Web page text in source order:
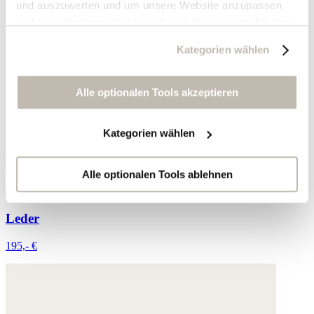
und auszuwerten und um unsere Website anzupassen
zu erstellen, um personalisierte Werbung auszuliefern,
Sie erneut mit Werbung anzusprechen sowie um unsere
Werbekampagnen auszuwerten ("Marketing").
Ihre Daten werden mit Dienstanbietern geteilt, die wir in
der Datenschutzerklärung genauer auflisten oder wenn
Sie auf "Kategorien wählen" klicken.
Indem Sie auf "Alle optionalen Tools akzeptieren" klicken,
erklären Sie sich mit der Nutzung der optionalen Tools
wie zuvor beschrieben einverstanden.
Kategorien wählen
Alle optionalen Tools akzeptieren
Kategorien wählen
Alle optionalen Tools ablehnen
Geflochtene Sandalen
Leder
195,- €